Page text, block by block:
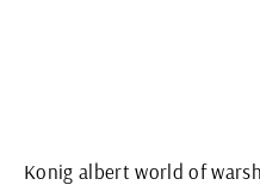
Konig albert world of